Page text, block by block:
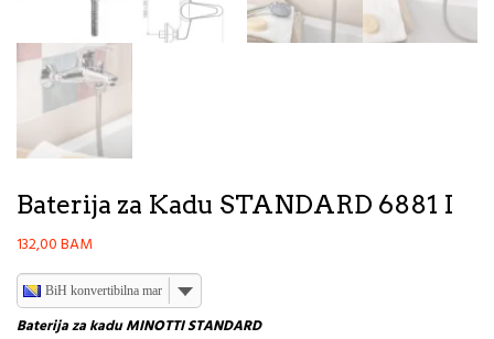
Baterija za Kadu STANDARD 6881 I
132,00BAM
BiH konvertibilna marka
Baterija za kadu MINOTTI STANDARD